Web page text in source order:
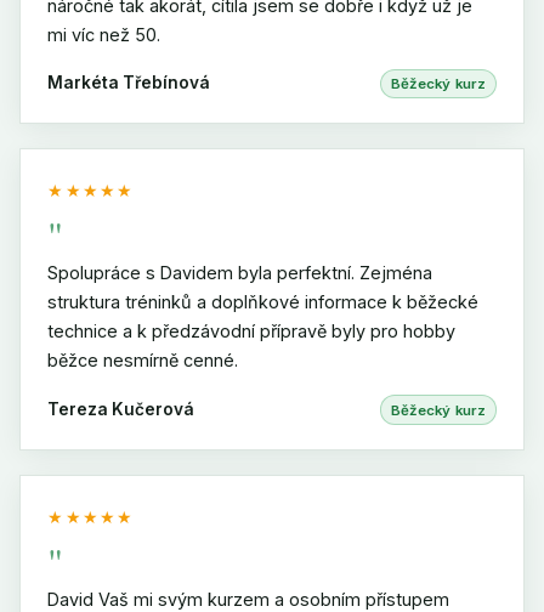
náročné tak akorát, cítila jsem se dobře i když už je
mi víc než 50.
Markéta Třebínová Běžecký kurz
★★★★★
"
Spolupráce s Davidem byla perfektní. Zejména
struktura tréninků a doplňkové informace k běžecké
technice a k předzávodní přípravě byly pro hobby
běžce nesmírně cenné.
Tereza Kučerová Běžecký kurz
★★★★★
"
David Vaš mi svým kurzem a osobním přístupem